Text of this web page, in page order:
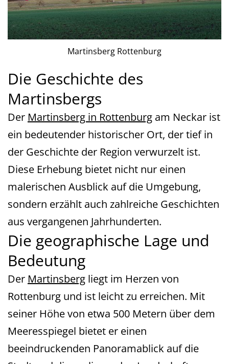
Martinsberg Rottenburg
Die Geschichte des
Martinsbergs
Der Martinsberg in Rottenburg am Neckar ist
ein bedeutender historischer Ort, der tief in
der Geschichte der Region verwurzelt ist.
Diese Erhebung bietet nicht nur einen
malerischen Ausblick auf die Umgebung,
sondern erzählt auch zahlreiche Geschichten
aus vergangenen Jahrhunderten.
Die geographische Lage und
Bedeutung
Der Martinsberg liegt im Herzen von
Rottenburg und ist leicht zu erreichen. Mit
seiner Höhe von etwa 500 Metern über dem
Meeresspiegel bietet er einen
beeindruckenden Panoramablick auf die